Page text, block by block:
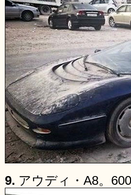
9. アウディ・A8。